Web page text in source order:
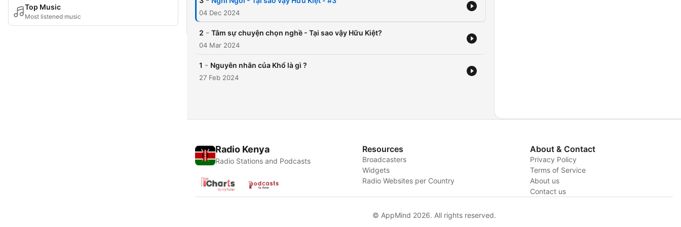
Top Music
Most listened music 04 Dec 2024
2 - Tâm sự chuyện chọn nghề - Tại sao vậy Hữu Kiệt?
04 Mar 2024
1 - Nguyên nhân của Khổ là gì ?
27 Feb 2024
Radio Kenya
Radio Stations and Podcasts
Resources
Broadcasters
Widgets
Radio Websites per Country
About & Contact
Privacy Policy
Terms of Service
About us
Contact us
© AppMind 2026. All rights reserved.